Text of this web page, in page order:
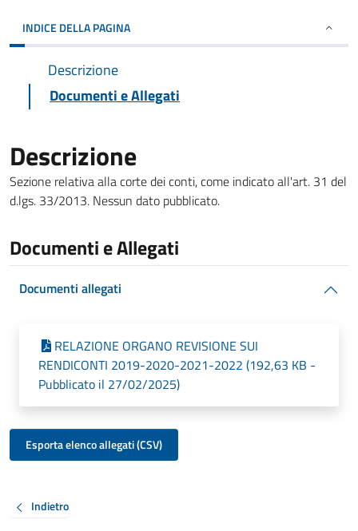
INDICE DELLA PAGINA
Descrizione
Documenti e Allegati
Descrizione
Sezione relativa alla corte dei conti, come indicato all'art. 31 del
d.lgs. 33/2013. Nessun dato pubblicato.
Documenti e Allegati
Documenti allegati
RELAZIONE ORGANO REVISIONE SUI
RENDICONTI 2019-2020-2021-2022 (192,63 KB -
Pubblicato il 27/02/2025)
Esporta elenco allegati (CSV)
Indietro